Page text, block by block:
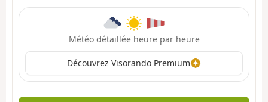
Météo détaillée heure par heure
Découvrez Visorando Premium